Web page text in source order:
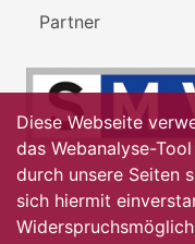
Partner
Diese Webseite
das Webanalyse-
durch unsere Seiten
sich hiermit